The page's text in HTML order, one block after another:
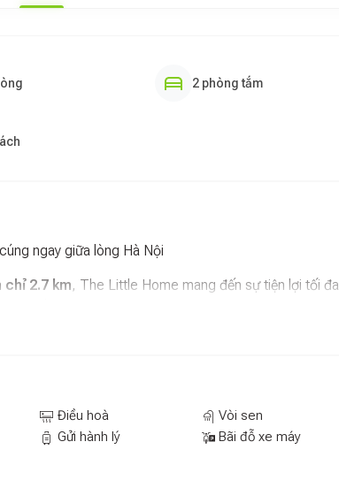
2 phòng tắm
ngay giữa lòng Hà Nội
chỉ 2.7 km, The Little Home mang đến sự tiện lợi tối đa
mọi điều kiện thời tiết.
Điều hoà
Vòi sen
Gửi hành lý Bãi đỗ xe máy